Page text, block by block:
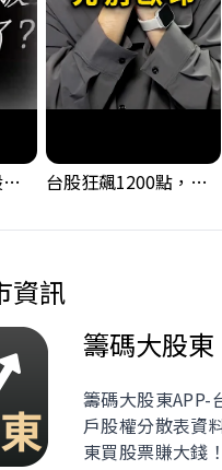
【該小心】中小股派對結束 ? 關鍵訊號都指向... 台股狂飆1200點，但還有兩關沒過｜Mr.Jimmy高志銘 #台股 #期貨 #加權指數
資訊
籌碼大股東
籌碼大股東APP-
戶股權分散表資
東買股票賺大錢！